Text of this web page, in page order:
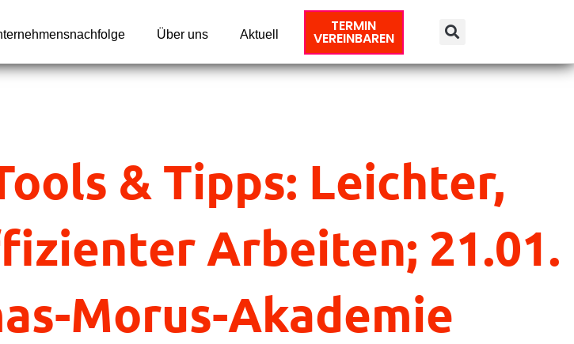
Über uns Aktuell TERMIN
VEREINBAREN
& Tipps: Leichter,
Arbeiten; 21.01.
Morus-Akademie